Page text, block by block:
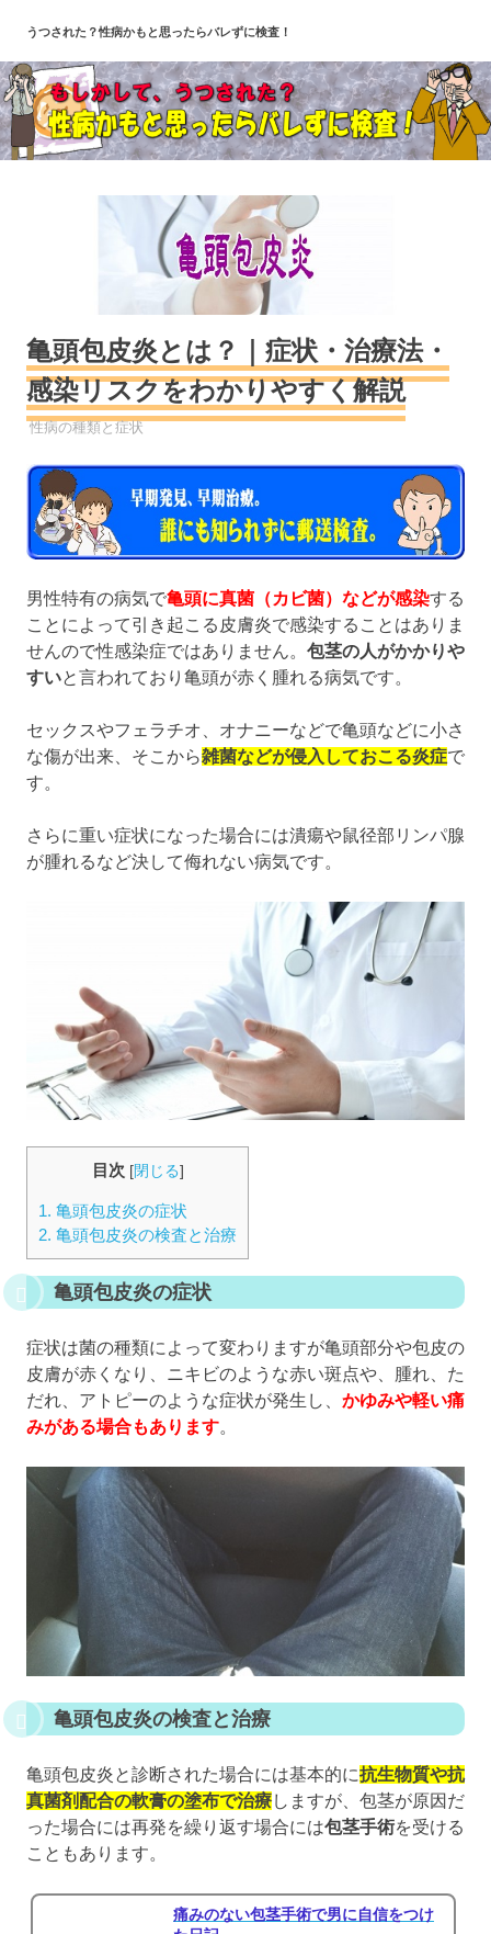
テ
ン
ツ
へ
うつされた？性病かもと思ったらバレずに検査！
亀頭包皮炎とは？｜症状・治療法・
感染リスクをわかりやすく解説
性病
性病の種類と症状
男性特有の病気で亀頭に真菌（カビ菌）などが感染する
ことによって引き起こる皮膚炎で感染することはありま
せんので性感染症ではありません。 包茎の人がかかりや
すいと言われており亀頭が赤く腫れる病気です。
セックスやフェラチオ、オナニーなどで亀頭などに小さ
な傷が出来、そこから雑菌などが侵入しておこる炎症で
す。
さらに重い症状になった場合には潰瘍や鼠径部リンパ腺
が腫れるなど決して侮れない病気です。
目次 [閉じる]
1. 亀頭包皮炎の症状
2. 亀頭包皮炎の検査と治療
亀頭包皮炎の症状
症状は菌の種類によって変わりますが亀頭部分や包皮の
皮膚が赤くなり、ニキビのような赤い斑点や、腫れ、た
だれ、アトピーのような症状が発生し、 かゆみや軽い痛
みがある場合もあります。
亀頭包皮炎の検査と治療
亀頭包皮炎と診断された場合には基本的に抗生物質や抗
真菌剤配合の軟膏の塗布で治療しますが、包茎が原因だ
った場合には再発を繰り返す場合には包茎手術を受ける
こともあります。
痛みのない包茎手術で男に自信をつけ